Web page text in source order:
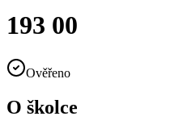
193 00
Ověřeno
O školce